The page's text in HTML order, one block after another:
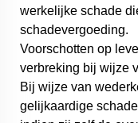
werkelijke schade
schadevergoeding.
Voorschotten op
verbreking bij wijze
Bij wijze van
gelijkaardige